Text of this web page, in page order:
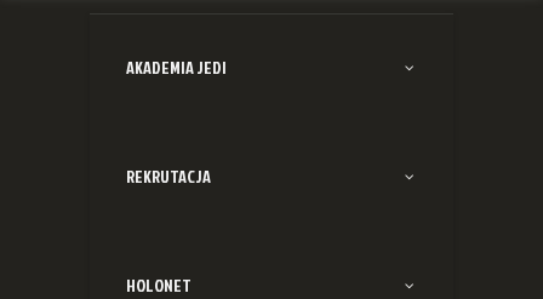
AKADEMIA JEDI
REKRUTACJA
HOLONET